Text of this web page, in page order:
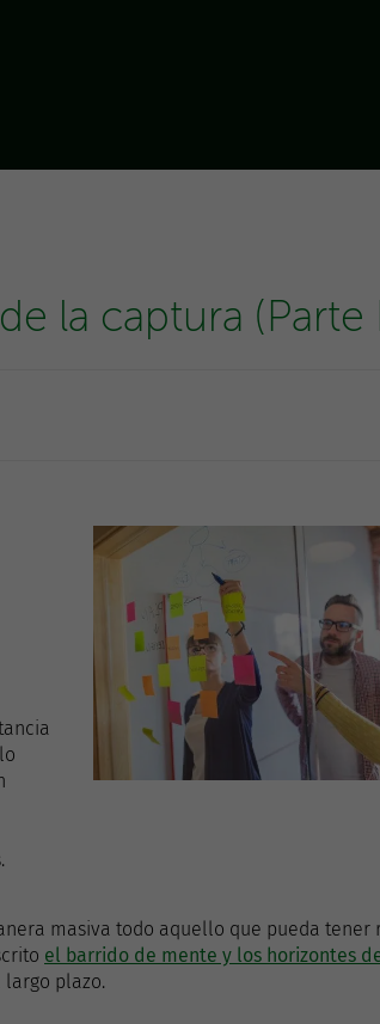
la captura (Parte
masiva todo aquello que pueda tener
el barrido de mente y los horizontes
plazo.